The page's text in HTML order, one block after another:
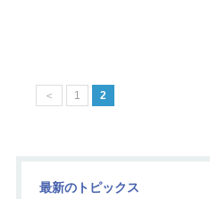
＜ 1 2
最新のトピックス